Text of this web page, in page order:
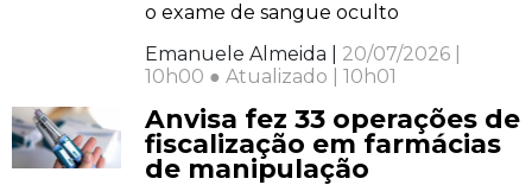
o exame de sangue oculto
Emanuele Almeida | 20/07/2026 |
10h00 ● Atualizado | 10h01
Anvisa fez 33 operações de
fiscalização em farmácias
de manipulação